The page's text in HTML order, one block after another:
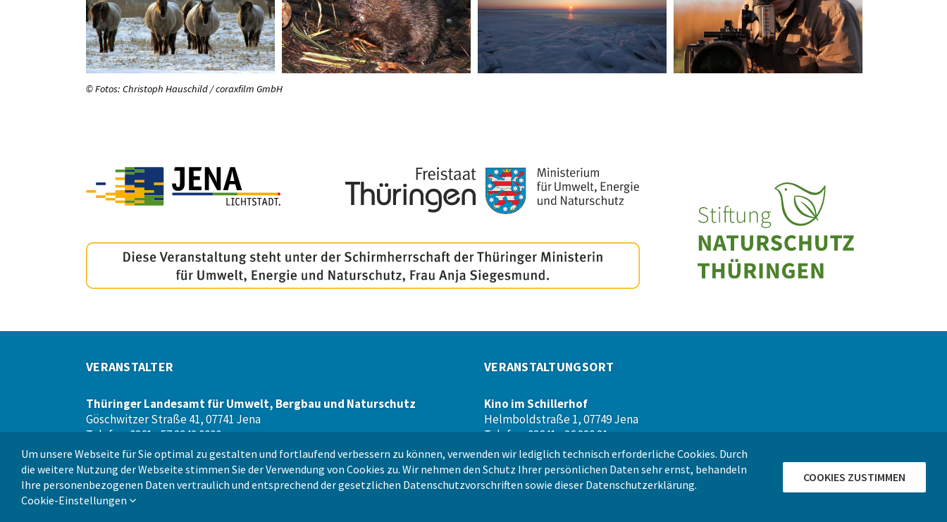
© Fotos: Christoph Hauschild / coraxfilm GmbH
VERANSTALTER
Thüringer Landesamt für Umwelt, Bergbau und Naturschutz
Göschwitzer Straße 41, 07741 Jena
Telefon: 0361 - 57 3942 0000
Webseite:www.tlubn.thueringen.de
VERANSTALTUNGSORT
Kino im Schillerhof
Helmboldstraße 1, 07749 Jena
Telefon: 03641 - 26 880 81
Webseite:www.schillerhof.org
Copyright ©
Um unsere Webseite für Sie optimal zu gestalten und fortlaufend verbessern zu können, verwenden wir lediglich technisch erforderliche Cookies. Durch
die weitere Nutzung der Webseite stimmen Sie der Verwendung von Cookies zu. Wir nehmen den Schutz Ihrer persönlichen Daten sehr ernst, behandeln
Ihre personenbezogenen Daten vertraulich und entsprechend der gesetzlichen Datenschutzvorschriften sowie dieser Datenschutzerklärung.
Cookie-Einstellungen
COOKIES ZUSTIMMEN